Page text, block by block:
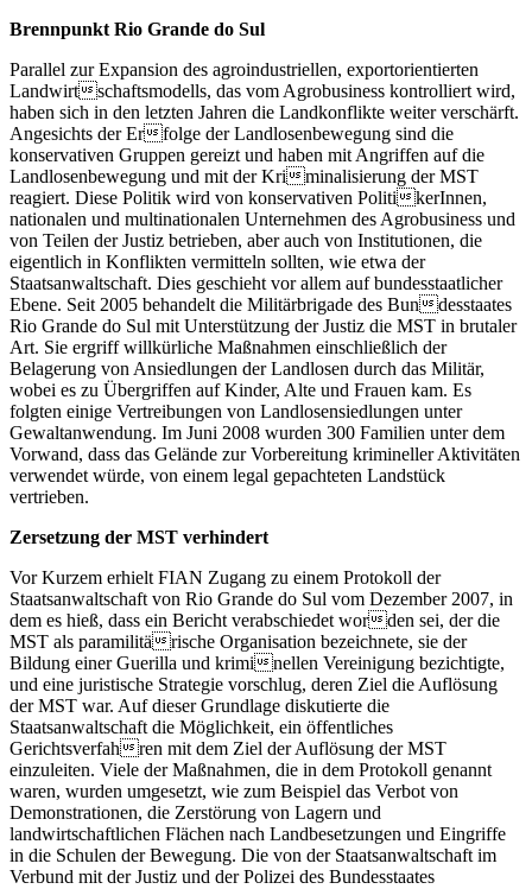
Brennpunkt Rio Grande do Sul
Parallel zur Expansion des agroindustriellen, exportorientierten
Landwirtschaftsmodells, das vom Agrobusiness kontrolliert wird,
haben sich in den letzten Jahren die Landkonflikte weiter verschärft.
Angesichts der Erfolge der Landlosenbewegung sind die
konservativen Gruppen gereizt und haben mit Angriffen auf die
Landlosenbewegung und mit der Kriminalisierung der MST
reagiert. Diese Politik wird von konservativen PolitikerInnen,
nationalen und multinationalen Unternehmen des Agrobusiness und
von Teilen der Justiz betrieben, aber auch von Institutionen, die
eigentlich in Konflikten vermitteln sollten, wie etwa der
Staatsanwaltschaft. Dies geschieht vor allem auf bundesstaatlicher
Ebene. Seit 2005 behandelt die Militärbrigade des Bundesstaates
Rio Grande do Sul mit Unterstützung der Justiz die MST in brutaler
Art. Sie ergriff willkürliche Maßnahmen einschließlich der
Belagerung von Ansiedlungen der Landlosen durch das Militär,
wobei es zu Übergriffen auf Kinder, Alte und Frauen kam. Es
folgten einige Vertreibungen von Landlosensiedlungen unter
Gewaltanwendung. Im Juni 2008 wurden 300 Familien unter dem
Vorwand, dass das Gelände zur Vorbereitung krimineller Aktivitäten
verwendet würde, von einem legal gepachteten Landstück
vertrieben.
Zersetzung der MST verhindert
Vor Kurzem erhielt FIAN Zugang zu einem Protokoll der
Staatsanwaltschaft von Rio Grande do Sul vom Dezember 2007, in
dem es hieß, dass ein Bericht verabschiedet worden sei, der die
MST als paramilitärische Organisation bezeichnete, sie der
Bildung einer Guerilla und kriminellen Vereinigung bezichtigte,
und eine juristische Strategie vorschlug, deren Ziel die Auflösung
der MST war. Auf dieser Grundlage diskutierte die
Staatsanwaltschaft die Möglichkeit, ein öffentliches
Gerichtsverfahren mit dem Ziel der Auflösung der MST
einzuleiten. Viele der Maßnahmen, die in dem Protokoll genannt
waren, wurden umgesetzt, wie zum Beispiel das Verbot von
Demonstrationen, die Zerstörung von Lagern und
landwirtschaftlichen Flächen nach Landbesetzungen und Eingriffe
in die Schulen der Bewegung. Die von der Staatsanwaltschaft im
Verbund mit der Justiz und der Polizei des Bundesstaates